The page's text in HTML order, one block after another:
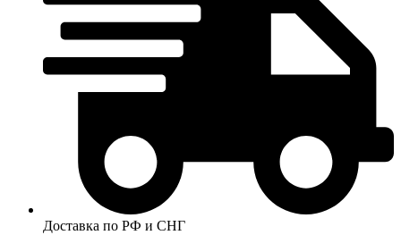
Доставка по РФ и СНГ